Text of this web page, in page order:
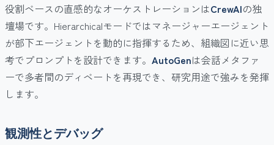
役割ベースの直感的なオーケストレーションはCrewAIの独
壇場です。Hierarchicalモードではマネージャーエージェント
が部下エージェントを動的に指揮するため、組織図に近い思
考でプロンプトを設計できます。 AutoGenは会話メタファ
ーで多者間のディベートを再現でき、研究用途で強みを発揮
します。
観測性とデバッグ